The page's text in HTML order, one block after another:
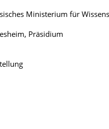
Ministerium für
Präsidium